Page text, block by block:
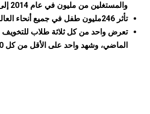
والمستغلين من مليون في عام 2014 إلى 45 مليون في عام 2018.
تأثر 246مليون طفل في جميع أنحاء العالم بالعنف المرتبط بالمدرسة كل عام.
تعرض واحد من كل ثلاثة طلاب
الماضي، وشهد واحد على الأقل من كل 10 أطفال تجربة البلطجة الإلكترونية.